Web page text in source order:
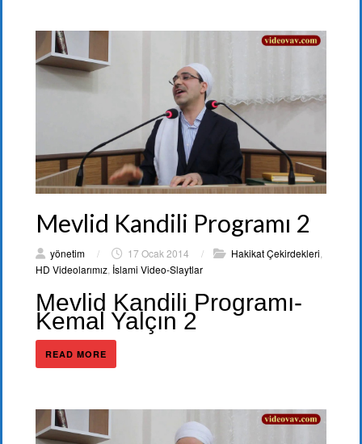
Mevlid Kandili Programı 2
yönetim / 17 Ocak 2014 / Hakikat Çekirdekleri
HD Videolarımız İslami Video-Slaytlar
Mevlid Kandili Programı-
Kemal Yalçın 2
READ MORE